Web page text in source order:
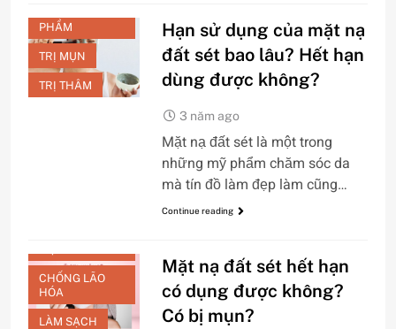
PHẨM
TRỊ MỤN
TRỊ THÂM
Hạn sử dụng của mặt nạ
đất sét bao lâu? Hết hạn
dùng được không?
3 năm ago
Mặt nạ đất sét là một trong
những mỹ phẩm chăm sóc da
mà tín đồ làm đẹp làm cũng…
Continue reading
CHỐNG LÃO
HÓA
LÀM SẠCH
Mặt nạ đất sét hết hạn
có dụng được không?
Có bị mụn?